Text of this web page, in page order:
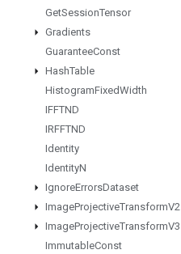
GetSessionTensor
Gradients
GuaranteeConst
HashTable
HistogramFixedWidth
IFFTND
IRFFTND
Identity
IdentityN
IgnoreErrorsDataset
ImageProjectiveTransformV2
ImageProjectiveTransformV3
ImmutableConst